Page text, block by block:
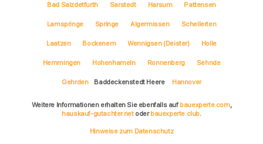
Bad Salzdetfurth Sarstedt Harsum Pattensen
Lamspringe Springe Algermissen Schellerten
Laatzen Bockenem Wennigsen (Deister) Holle
Hemmingen Hohenhameln Ronnenberg Sehnde
Gehrden Baddeckenstedt Heere Hannover
Weitere Informationen erhalten Sie ebenfalls auf bauexperte.com,
hauskauf-gutachter.netoderbauexperte.club.
Hinweise zum Datenschutz